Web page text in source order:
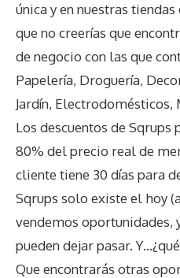
única y en nuestras
que no creerías que
de negocio con las que
Papelería, Droguería,
Jardín, Electrodomésticos,
Los descuentos de
80% del precio real de
cliente tiene 30 días para
Sqrups solo existe el hoy
vendemos oportunidades,
pueden dejar pasar.
Que encontrarás otras